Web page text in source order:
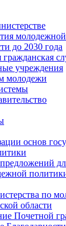
до 2030 года
гражданская
учреждения
молодежи
основ
по
области
Почетной